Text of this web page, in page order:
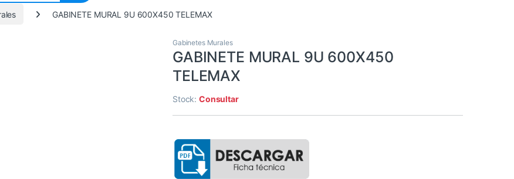
GABINETE MURAL 9U 600X450 TELEMAX
Gabinetes Murales
GABINETE MURAL 9U 600X450
TELEMAX
Stock:Consultar